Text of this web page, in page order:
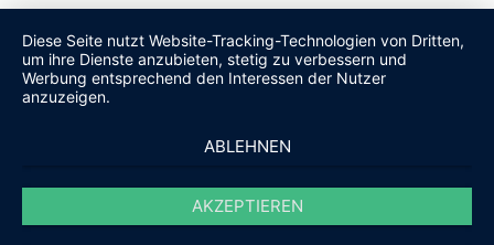
Diese Seite nutzt Website-Tracking-Technologien von Dritten,
um ihre Dienste anzubieten, stetig zu verbessern und
Werbung entsprechend den Interessen der Nutzer
anzuzeigen.
ABLEHNEN
AKZEPTIEREN